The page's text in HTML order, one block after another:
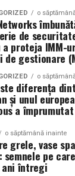
din Cluj,
ci si
adesea detalii
distanta fata
dimensiuni
la imaginea
cazuri,
ales de
elegant,
o
de
a proteja IMM-
de gestionare
o
diferența
și unul
a
o săptămână inainte
grele, vase
semnele pe
ani întregi